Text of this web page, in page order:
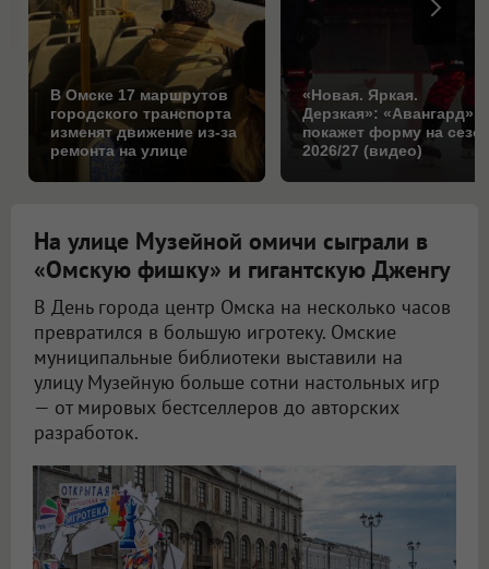
В Омске 17 маршрутов
городского транспорта
изменят движение из-за
ремонта на улице
Кирова: схема
«Новая. Яркая.
Дерзкая»: «Авангард»
покажет форму на
2026/27 (видео)
На улице Музейной омичи сыграли в
«Омскую фишку» и гигантскую Дженгу
В День города центр Омска на несколько часов
превратился в большую игротеку. Омские
муниципальные библиотеки выставили на
улицу Музейную больше сотни настольных игр
— от мировых бестселлеров до авторских
разработок.